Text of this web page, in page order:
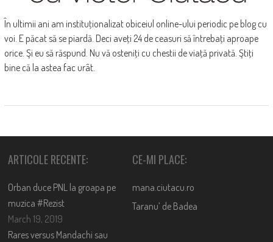
În ultimii ani am instituţionalizat obiceiul online-ului periodic pe blog cu
voi. E păcat să se piardă. Deci aveţi 24 de ceasuri să întrebaţi aproape
orice. Şi eu să răspund. Nu vă osteniţi cu chestii de viaţă privată. Ştiţi
bine că la astea fac urât.
ARTICOLE RECENTE:
Orban duce PNL la groapa pe
muzica #Rezist
March 19, 2019
Rares versus Mandachi sau
CE-MI PLACE:
mana.ciutacu.ro
Taranu’ de Badea